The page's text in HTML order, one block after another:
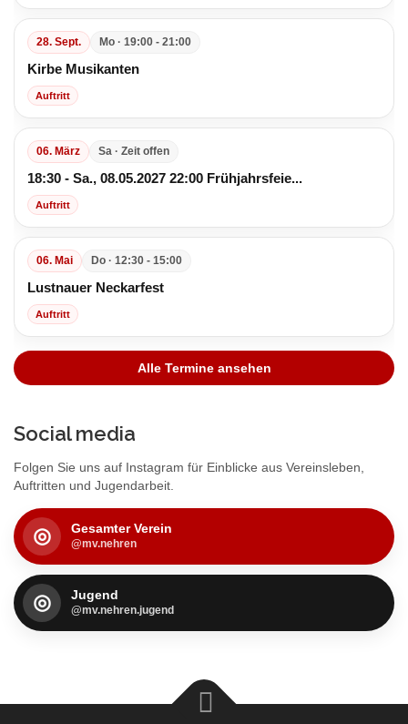
28. Sept. Mo · 19:00 - 21:00
Kirbe Musikanten
Auftritt
06. März Sa · Zeit offen
18:30 - Sa., 08.05.2027 22:00 Frühjahrsfeie...
Auftritt
06. Mai Do · 12:30 - 15:00
Lustnauer Neckarfest
Auftritt
Alle Termine ansehen
Social media
Folgen Sie uns auf Instagram für Einblicke aus Vereinsleben,
Auftritten und Jugendarbeit.
◎ Gesamter Verein
@mv.nehren
◎ Jugend
@mv.nehren.jugend